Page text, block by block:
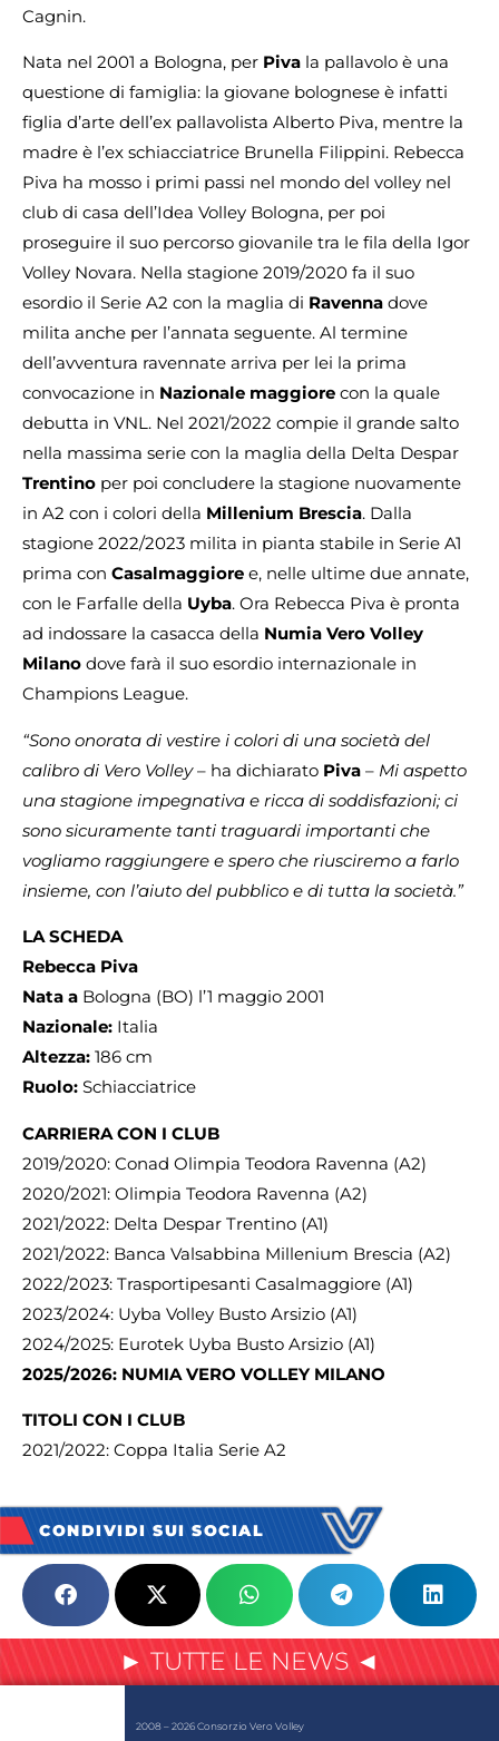
Cagnin.
Nata nel 2001 a Bologna, per Piva la pallavolo è una
questione di famiglia: la giovane bolognese è infatti
figlia d’arte dell’ex pallavolista Alberto Piva, mentre la
madre è l’ex schiacciatrice Brunella Filippini. Rebecca
Piva ha mosso i primi passi nel mondo del volley nel
club di casa dell’Idea Volley Bologna, per poi
proseguire il suo percorso giovanile tra le fila della Igor
Volley Novara. Nella stagione 2019/2020 fa il suo
esordio il Serie A2 con la maglia di Ravenna dove
milita anche per l’annata seguente. Al termine
dell’avventura ravennate arriva per lei la prima
convocazione in Nazionale maggiore con la quale
debutta in VNL. Nel 2021/2022 compie il grande salto
nella massima serie con la maglia della Delta Despar
Trentino per poi concludere la stagione nuovamente
in A2 con i colori della Millenium Brescia. Dalla
stagione 2022/2023 milita in pianta stabile in Serie A1
prima con Casalmaggiore e, nelle ultime due annate,
con le Farfalle della Uyba. Ora Rebecca Piva è pronta
ad indossare la casacca della Numia Vero Volley
Milano dove farà il suo esordio internazionale in
Champions League.
“Sono onorata di vestire i colori di una società del
calibro di Vero Volley– ha dichiarato Piva – Mi aspetto
una stagione impegnativa e ricca di soddisfazioni; ci
sono sicuramente tanti traguardi importanti che
vogliamo raggiungere e spero che riusciremo a farlo
insieme, con l’aiuto del pubblico e di tutta la società.”
LA SCHEDA
Rebecca Piva
Nata a Bologna (BO) l’1 maggio 2001
Nazionale: Italia
Altezza: 186 cm
Ruolo: Schiacciatrice
CARRIERA CON I CLUB
2019/2020: Conad Olimpia Teodora Ravenna (A2)
2020/2021: Olimpia Teodora Ravenna (A2)
2021/2022: Delta Despar Trentino (A1)
2021/2022: Banca Valsabbina Millenium Brescia (A2)
2022/2023: Trasportipesanti Casalmaggiore (A1)
2023/2024: Uyba Volley Busto Arsizio (A1)
2024/2025: Eurotek Uyba Busto Arsizio (A1)
2025/2026: NUMIA VERO VOLLEY MILANO
TITOLI CON I CLUB
2021/2022: Coppa Italia Serie A2
CONDIVIDI SUI SOCIAL
► TUTTE LE NEWS ◄
2008 – 2026 Consorzio Vero Volley